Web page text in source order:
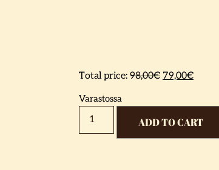
Total price: 98,00€ 79,00€
Varastossa
ADD TO CART